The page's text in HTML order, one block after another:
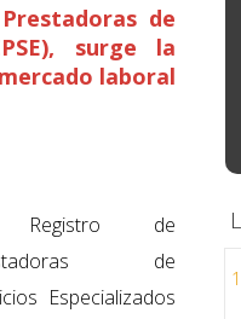
de
surge la
laboral
de
de
Especializados
1